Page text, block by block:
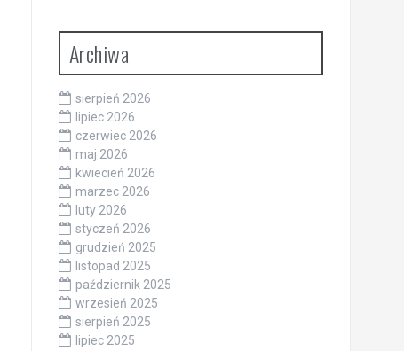
Archiwa
sierpień 2026
lipiec 2026
czerwiec 2026
maj 2026
kwiecień 2026
marzec 2026
luty 2026
styczeń 2026
grudzień 2025
listopad 2025
październik 2025
wrzesień 2025
sierpień 2025
lipiec 2025